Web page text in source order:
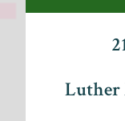
Luther